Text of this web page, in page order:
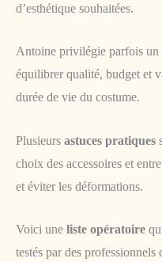
d’esthétique souhaitées.
Antoine privilégie parfois un
équilibrer qualité, budget et
durée de vie du costume.
Plusieurs astuces pratiques
choix des accessoires et
et éviter les déformations.
Voici une liste opératoire
testés par des professionnels